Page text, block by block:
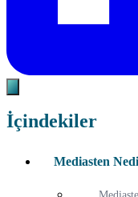
İçindekiler
Mediasten